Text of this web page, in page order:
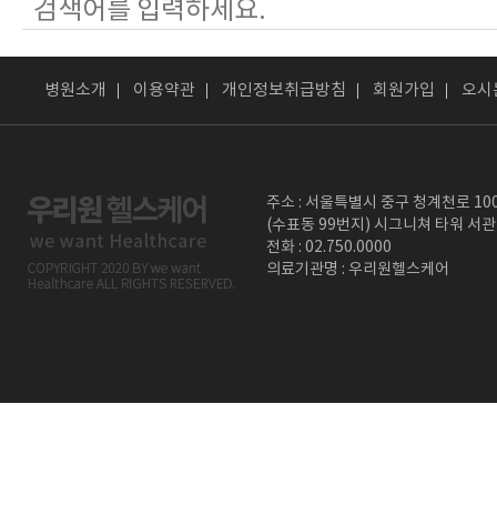
병원소개 이용약관 개인정보취급방침 회원가입 오시
주소 : 서울특별시 중구 청계천로
(수표동 99번지) 시그니쳐 타워 서
전화 : 02.750.0000
의료기관명 : 우리원헬스케어